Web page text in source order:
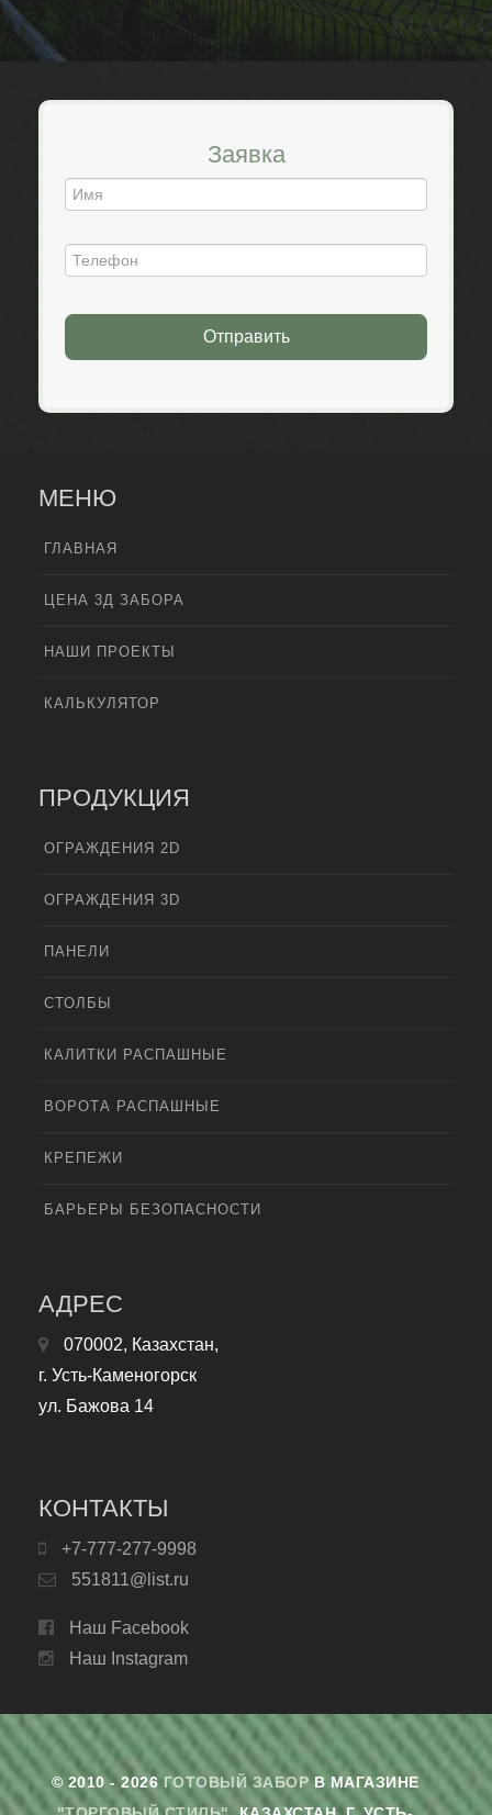
Заявка
Отправить
МЕНЮ
ГЛАВНАЯ
ЦЕНА 3Д ЗАБОРА
НАШИ ПРОЕКТЫ
КАЛЬКУЛЯТОР
ПРОДУКЦИЯ
ОГРАЖДЕНИЯ 2D
ОГРАЖДЕНИЯ 3D
ПАНЕЛИ
СТОЛБЫ
КАЛИТКИ РАСПАШНЫЕ
ВОРОТА РАСПАШНЫЕ
КРЕПЕЖИ
БАРЬЕРЫ БЕЗОПАСНОСТИ
АДРЕС
070002, Казахстан,
г. Усть-Каменогорск
ул. Бажова 14
КОНТАКТЫ
+7-777-277-9998
551811@list.ru
Наш Facebook
Наш Instagram
© 2010 - 2026 ГОТОВЫЙ ЗАБОРВ МАГАЗИНЕ